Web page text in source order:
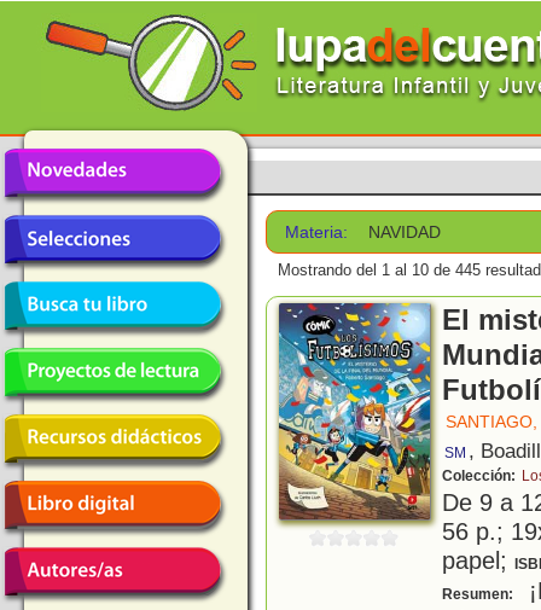
Materia: NAVIDAD
Mostrando del 1 al 10 de 445
El
SM ,
Colección:
De 9 a
56 p.;
papel;
Resumen: